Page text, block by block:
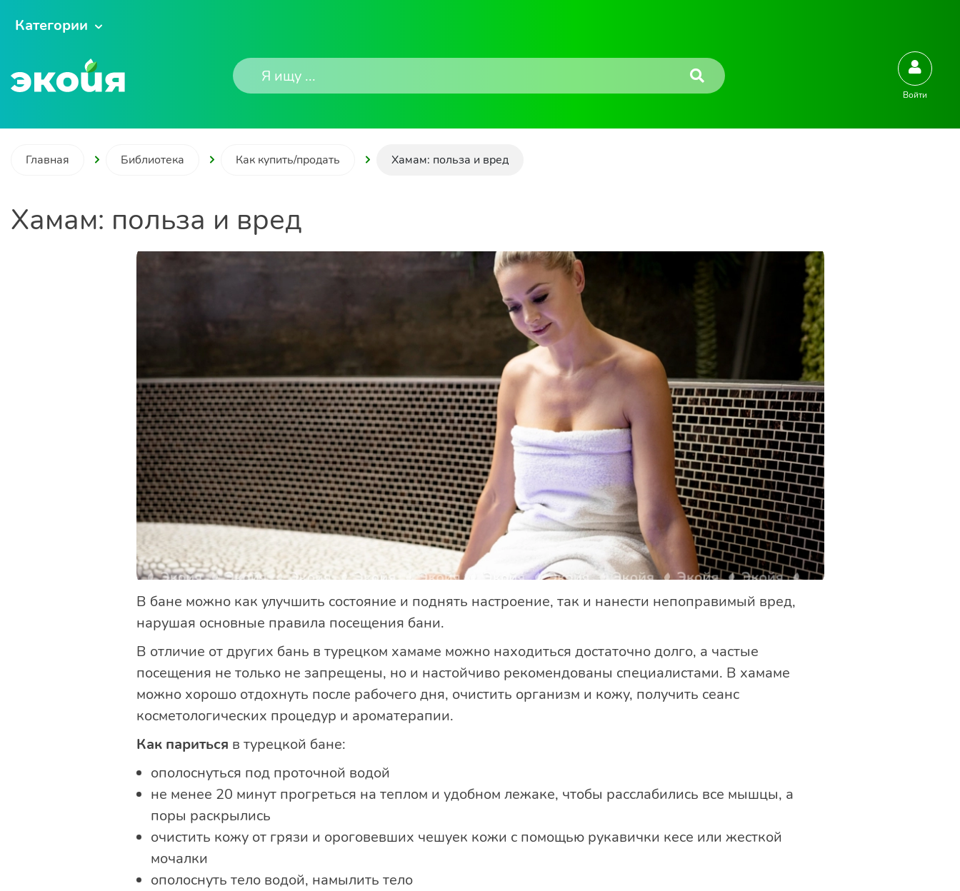
Категории
Войти
Главная Библиотека Как купить/продать Хамам: польза и вред
Хамам: польза и вред
В бане можно как улучшить состояние и поднять настроение, так и нанести непоправимый вред,
нарушая основные правила посещения бани.
В отличие от других бань в турецком хамаме можно находиться достаточно долго, а частые
посещения не только не запрещены, но и настойчиво рекомендованы специалистами. В хамаме
можно хорошо отдохнуть после рабочего дня, очистить организм и кожу, получить сеанс
косметологических процедур и ароматерапии.
Как париться в турецкой бане:
ополоснуться под проточной водой
не менее 20 минут прогреться на теплом и удобном лежаке, чтобы расслабились все мышцы, а
поры раскрылись
очистить кожу от грязи и ороговевших чешуек кожи с помощью рукавички кесе или жесткой
мочалки
ополоснуть тело водой, намылить тело